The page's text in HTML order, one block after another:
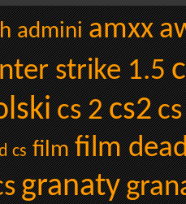
admini amxx
strike 1.5
cs 2cs2
cs film film
granaty